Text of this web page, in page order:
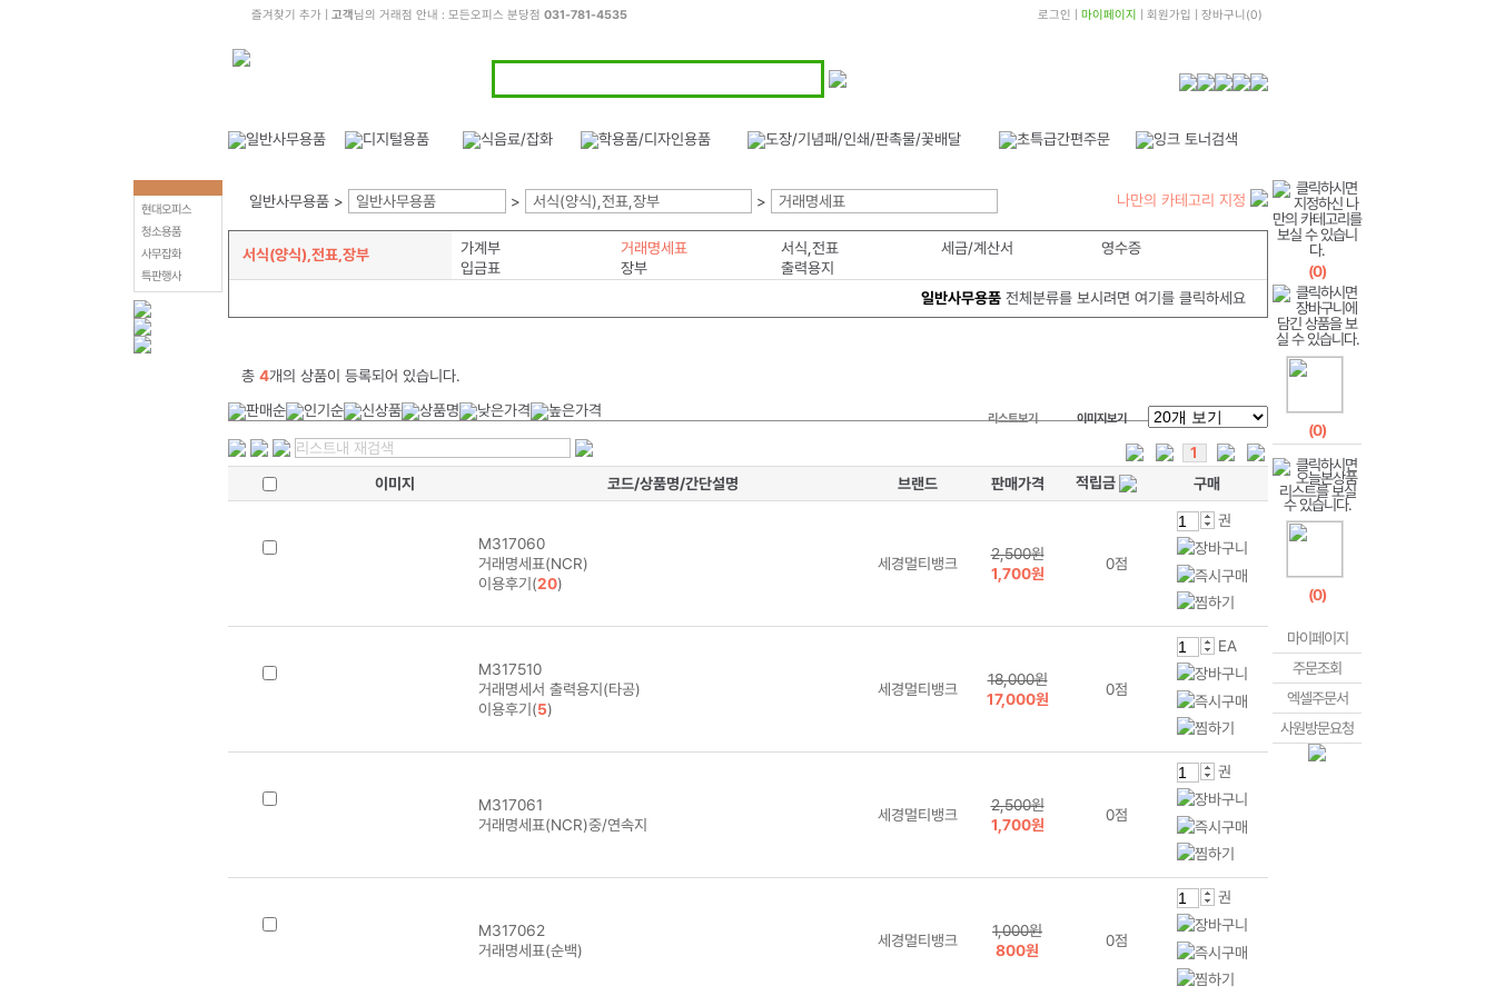
즐겨찾기 추가| 고객님의 거래점 안내 : 모든오피스 분당점 031-781-4535 로그인 마이페이지 회원가입 장바구니 (0)
일반사무용품 > 일반사무용품 > 서식(양식),전표,장부 > 거래명세표 나만의 카테고리 지정
서식(양식),전표,장부 가계부 거래명세표 서식,전표 세금/계산서
영수증
입금표
장부
출력용지
일반사무용품전체분류를 보시려면 여기를 클릭하세요
총 4개의 상품이 등록되어 있습니다.
리스트보기 이미지보기
1
이미지
코드/상품명/간단설명 브랜드 판매가격 적립금 구매
M317060
거래명세표(NCR)
이용후기(20)
세경멀티뱅크
2,500원
1,700원
0점
권
M317510
거래명세서 출력용지(타공)
이용후기(5)
세경멀티뱅크
18,000원
17,000원
0점
EA
M317061
거래명세표(NCR)중/연속지
세경멀티뱅크
2,500원
1,700원
0점
권
M317062
거래명세표(순백)
세경멀티뱅크
1,000원
800원
0점
권
현대오피스
청소용품
사무잡화
특판행사
(0)
(0)
(0)
마이페이지
주문조회
엑셀주문서
사원방문요청